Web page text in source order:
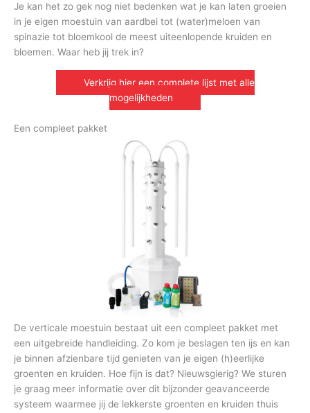
Je kan het zo gek nog niet bedenken wat je kan laten groeien
in je eigen moestuin van aardbei tot (water)meloen van
spinazie tot bloemkool de meest uiteenlopende kruiden en
bloemen. Waar heb jij trek in?
Verkrijg hier een complete lijst met alle
mogelijkheden
Een compleet pakket
De verticale moestuin bestaat uit een compleet pakket met
een uitgebreide handleiding. Zo kom je beslagen ten ijs en kan
je binnen afzienbare tijd genieten van je eigen (h)eerlijke
groenten en kruiden. Hoe fijn is dat? Nieuwsgierig? We sturen
je graag meer informatie over dit bijzonder geavanceerde
systeem waarmee jij de lekkerste groenten en kruiden thuis